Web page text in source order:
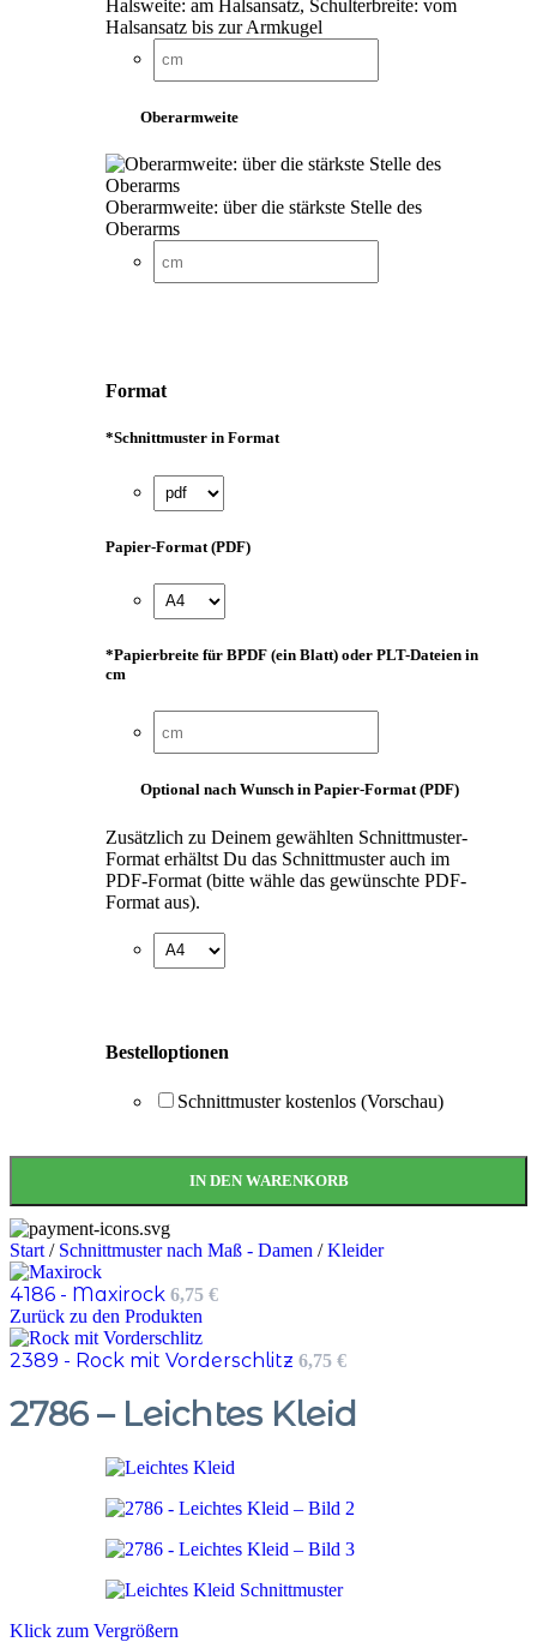
Halsweite: am Halsansatz, Schulterbreite: vom
Halsansatz bis zur Armkugel
Oberarmweite
Oberarmweite: über die stärkste Stelle des
Oberarms
Format
*Schnittmuster in Format
Papier-Format (PDF)
*Papierbreite für BPDF (ein Blatt) oder PLT-Dateien in
cm
Optional nach Wunsch in Papier-Format (PDF)
Zusätzlich zu Deinem gewählten Schnittmuster-
Format erhältst Du das Schnittmuster auch im
PDF-Format (bitte wähle das gewünschte PDF-
Format aus).
Bestelloptionen
Schnittmuster kostenlos (Vorschau)
IN DEN WARENKORB
Start / Schnittmuster nach Maß - Damen / Kleider
4186 - Maxirock 6,75 €
Zurück zu den Produkten
2389 - Rock mit Vorderschlitz 6,75 €
2786 – Leichtes Kleid
Klick zum Vergrößern